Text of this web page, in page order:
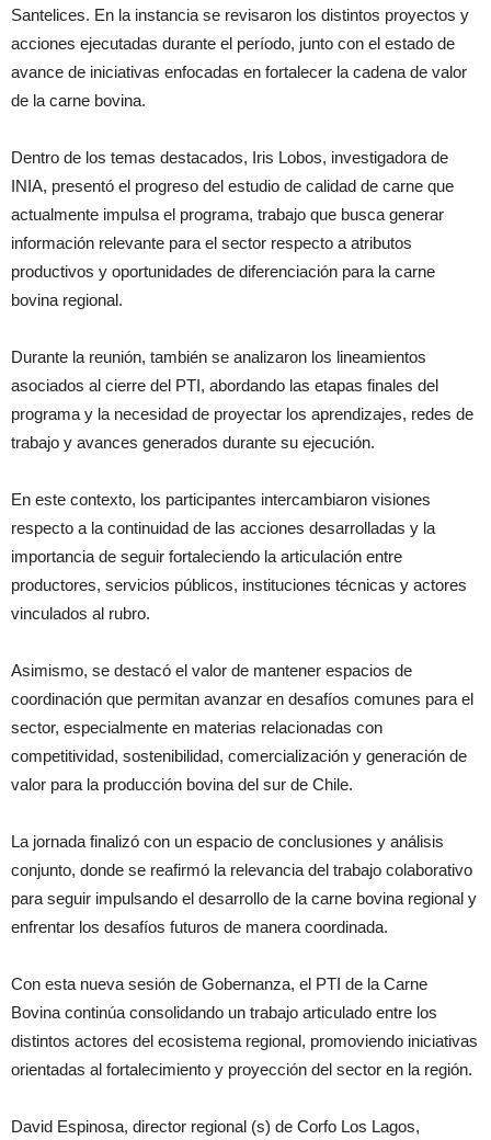
Santelices. En la instancia se revisaron los distintos proyectos y
acciones ejecutadas durante el período, junto con el estado de
avance de iniciativas enfocadas en fortalecer la cadena de valor
de la carne bovina.
Dentro de los temas destacados, Iris Lobos, investigadora de
INIA, presentó el progreso del estudio de calidad de carne que
actualmente impulsa el programa, trabajo que busca generar
información relevante para el sector respecto a atributos
productivos y oportunidades de diferenciación para la carne
bovina regional.
Durante la reunión, también se analizaron los lineamientos
asociados al cierre del PTI, abordando las etapas finales del
programa y la necesidad de proyectar los aprendizajes, redes de
trabajo y avances generados durante su ejecución.
En este contexto, los participantes intercambiaron visiones
respecto a la continuidad de las acciones desarrolladas y la
importancia de seguir fortaleciendo la articulación entre
productores, servicios públicos, instituciones técnicas y actores
vinculados al rubro.
Asimismo, se destacó el valor de mantener espacios de
coordinación que permitan avanzar en desafíos comunes para el
sector, especialmente en materias relacionadas con
competitividad, sostenibilidad, comercialización y generación de
valor para la producción bovina del sur de Chile.
La jornada finalizó con un espacio de conclusiones y análisis
conjunto, donde se reafirmó la relevancia del trabajo colaborativo
para seguir impulsando el desarrollo de la carne bovina regional y
enfrentar los desafíos futuros de manera coordinada.
Con esta nueva sesión de Gobernanza, el PTI de la Carne
Bovina continúa consolidando un trabajo articulado entre los
distintos actores del ecosistema regional, promoviendo iniciativas
orientadas al fortalecimiento y proyección del sector en la región.
David Espinosa, director regional (s) de Corfo Los Lagos,